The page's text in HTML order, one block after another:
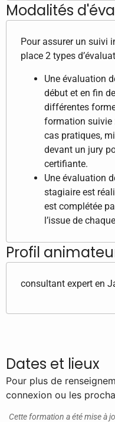
Modalités
Pour assurer un suivi
place 2 types
Une évaluation
début et en fin
différentes
formation suivie
cas pratiques,
devant un jury
certifiante.
Une évaluation
stagiaire est
est complétée
l’issue de
Profil
consultant expert en
Dates et lieux
Pour plus de
connexion ou les
Cette formation a été mise à